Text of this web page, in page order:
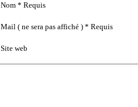
Nom * Requis
Mail ( ne sera pas affiché ) * Requis
Site web